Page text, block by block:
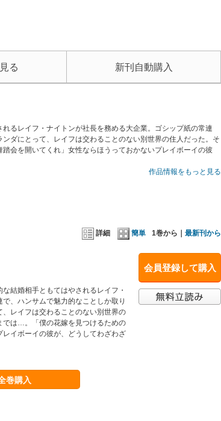
る 新刊自動購入
るレイフ・ナイトンが社長を務める大企業。ゴシップ紙の常連
ダにとって、レイフは交わることのない別世界の住人だった。そ
会を開いてくれ」女性ならほうっておかないプレイボーイの彼
作品情報をもっと見る
詳細 簡単 1巻から｜ 最新刊から
会員登録して購入
結婚相手ともてはやされるレイフ・
、ハンサムで魅力的なことしか取り
レイフは交わることのない別世界の
では…。「僕の花嫁を見つけるための
イボーイの彼が、どうしてわざわざ
巻購入